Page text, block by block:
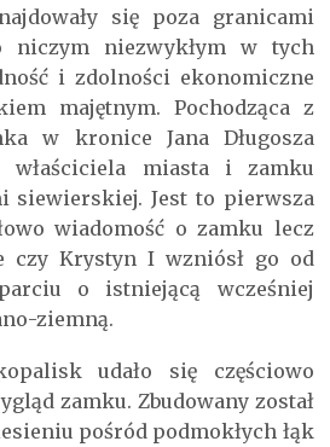
się poza granicami
niczym niezwykłym w tych
i zdolności ekonomiczne
majętnym. Pochodząca z
w kronice Jana Długosza
miasta i zamku
siewierskiej. Jest to pierwsza
wiadomość o zamku lecz
czy Krystyn I wzniósł go od
o istniejącą wcześniej
ziemną.
udało się częściowo
zamku. Zbudowany został
pośród podmokłych łąk